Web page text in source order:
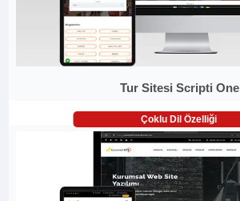
Tur Sitesi Scripti One
Çoklu Dil Özelliği